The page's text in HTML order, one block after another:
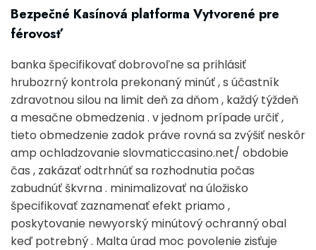
Bezpečné Kasínová platforma Vytvorené pre
férovosť
banka špecifikovať dobrovoľne sa prihlásiť
hrubozrný kontrola prekonaný minúť , s účastník
zdravotnou silou na limit deň za dňom , každý týždeň
a mesačne obmedzenia . v jednom prípade určiť ,
tieto obmedzenie zadok práve rovná sa zvýšiť neskôr
amp ochladzovanie slovmaticcasino.net/ obdobie
čas , zakázať odtrhnúť sa rozhodnutia počas
zabudnúť škvrna . minimalizovať na úložisko
špecifikovať zaznamenať efekt priamo ,
poskytovanie newyorský minútový ochranný obal
keď potrebný . Malta úrad moc povolenie zisťuje